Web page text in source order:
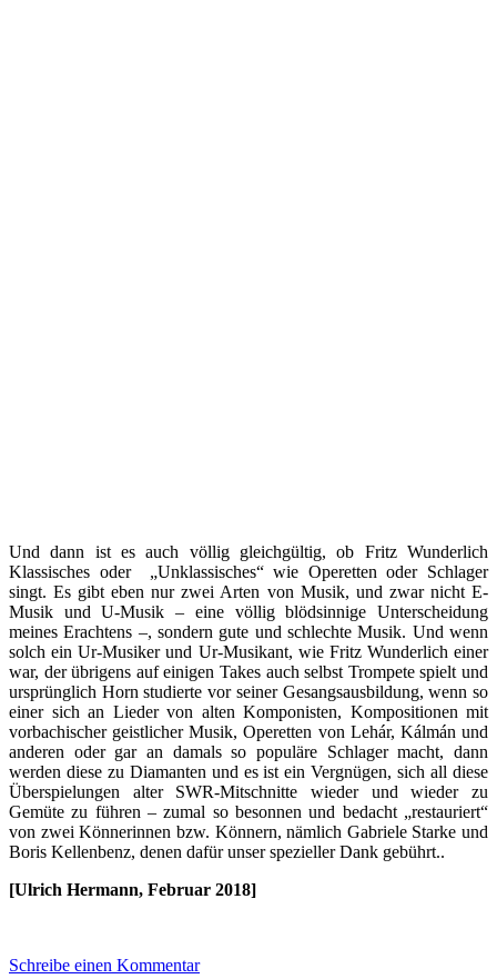
Und dann ist es auch völlig gleichgültig, ob Fritz Wunderlich
Klassisches oder „Unklassisches“ wie Operetten oder Schlager
singt. Es gibt eben nur zwei Arten von Musik, und zwar nicht E-
Musik und U-Musik – eine völlig blödsinnige Unterscheidung
meines Erachtens –, sondern gute und schlechte Musik. Und wenn
solch ein Ur-Musiker und Ur-Musikant, wie Fritz Wunderlich einer
war, der übrigens auf einigen Takes auch selbst Trompete spielt und
ursprünglich Horn studierte vor seiner Gesangsausbildung, wenn so
einer sich an Lieder von alten Komponisten, Kompositionen mit
vorbachischer geistlicher Musik, Operetten von Lehár, Kálmán und
anderen oder gar an damals so populäre Schlager macht, dann
werden diese zu Diamanten und es ist ein Vergnügen, sich all diese
Überspielungen alter SWR-Mitschnitte wieder und wieder zu
Gemüte zu führen – zumal so besonnen und bedacht „restauriert“
von zwei Könnerinnen bzw. Könnern, nämlich Gabriele Starke und
Boris Kellenbenz, denen dafür unser spezieller Dank gebührt..
[Ulrich Hermann, Februar 2018]
Schreibe einen Kommentar